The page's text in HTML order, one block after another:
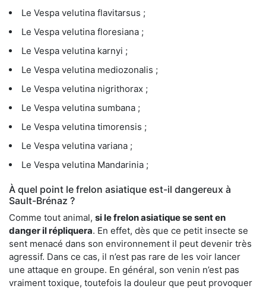
Le Vespa velutina flavitarsus ;
Le Vespa velutina floresiana ;
Le Vespa velutina karnyi ;
Le Vespa velutina mediozonalis ;
Le Vespa velutina nigrithorax ;
Le Vespa velutina sumbana ;
Le Vespa velutina timorensis ;
Le Vespa velutina variana ;
Le Vespa velutina Mandarinia ;
À quel point le frelon asiatique est-il dangereux à
Sault-Brénaz ?
Comme tout animal, si le frelon asiatique se sent en
danger il répliquera. En effet, dès que ce petit insecte se
sent menacé dans son environnement il peut devenir très
agressif. Dans ce cas, il n’est pas rare de les voir lancer
une attaque en groupe. En général, son venin n’est pas
vraiment toxique, toutefois la douleur que peut provoquer